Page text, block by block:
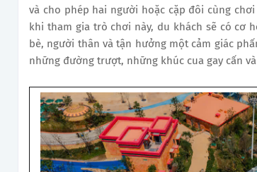
và cho phép hai người hoặc cặp đôi cùng
khi tham gia trò chơi này, du khách sẽ có cơ
bè, người thân và tận hưởng một cảm giác
những đường trượt, những khúc cua gay cấn